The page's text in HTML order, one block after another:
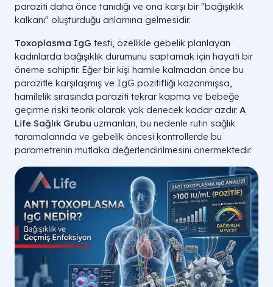
paraziti daha önce tanıdığı ve ona karşı bir "bağışıklık
kalkanı" oluşturduğu anlamına gelmesidir.
Toxoplasma IgG testi, özellikle gebelik planlayan
kadınlarda bağışıklık durumunu saptamak için hayati bir
öneme sahiptir. Eğer bir kişi hamile kalmadan önce bu
parazitle karşılaşmış ve IgG pozitifliği kazanmışsa,
hamilelik sırasında paraziti tekrar kapma ve bebeğe
geçirme riski teorik olarak yok denecek kadar azdır. A
Life Sağlık Grubu uzmanları, bu nedenle rutin sağlık
taramalarında ve gebelik öncesi kontrollerde bu
parametrenin mutlaka değerlendirilmesini önermektedir.